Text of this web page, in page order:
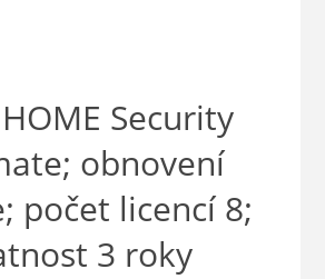
HOME Security
obnovení
počet licencí 8;
3 roky